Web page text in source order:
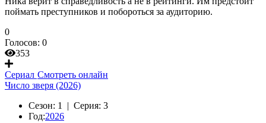
поймать преступников и побороться за аудиторию.
0
Голосов: 0
353
Сериал Смотреть онлайн
Число зверя (2026)
Сезон: 1 | Серия: 3
Год:2026